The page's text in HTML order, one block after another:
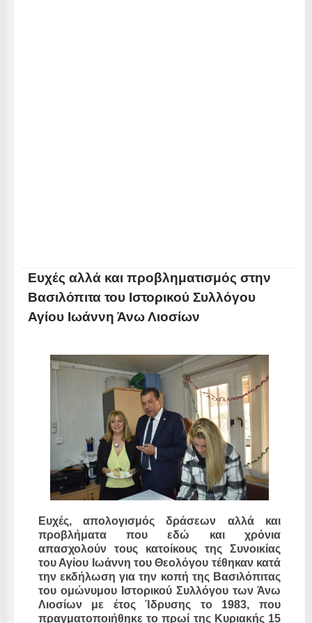
Ευχές αλλά και προβληματισμός στην
Βασιλόπιτα του Ιστορικού Συλλόγου
Αγίου Ιωάννη Άνω Λιοσίων
Ευχές, απολογισμός δράσεων αλλά και
προβλήματα που εδώ και χρόνια
απασχολούν τους κατοίκους της Συνοικίας
του Αγίου Ιωάννη του Θεολόγου τέθηκαν κατά
την εκδήλωση για την κοπή της Βασιλόπιτας
του ομώνυμου Ιστορικού Συλλόγου των Άνω
Λιοσίων με έτος Ίδρυσης το 1983, που
πραγματοποιήθηκε το πρωί της Κυριακής 15